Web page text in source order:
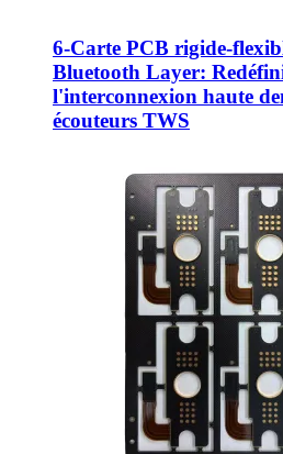
6-Carte PCB rigide-
Bluetooth Layer:
l'interconnexion haute
écouteurs TWS